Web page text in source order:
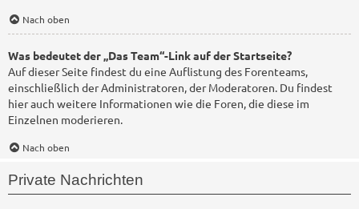
Nach oben
Was bedeutet der „Das Team“-Link auf der Startseite?
Auf dieser Seite findest du eine Auflistung des Forenteams,
einschließlich der Administratoren, der Moderatoren. Du findest
hier auch weitere Informationen wie die Foren, die diese im
Einzelnen moderieren.
Nach oben
Private Nachrichten